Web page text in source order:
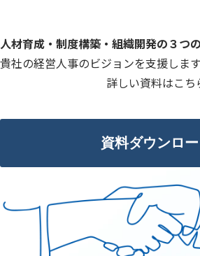
人材育成・制度構築・組織開発の３つ
貴社の経営人事のビジョンを支援します
詳しい資料はこち
資料ダウンロ